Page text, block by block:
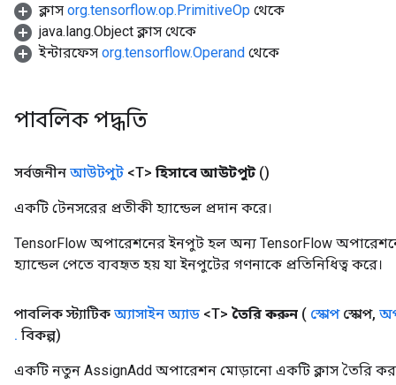
ক্লাস org.tensorflow.op.PrimitiveOp থেকে
java.lang.Object ক্লাস থেকে
ইন্টারফেস org.tensorflow.Operand থেকে
পাবলিক পদ্ধতি
সর্বজনীন আউটপুট <T> হিসাবে আউটপুট ()
একটি টেনসরের প্রতীকী হ্যান্ডেল প্রদান করে।
TensorFlow অপারেশনের ইনপুট হল অন্য TensorFlow
হ্যান্ডেল পেতে ব্যবহৃত হয় যা ইনপুটের গণনাকে প্রতিনিধিত্ব করে।
পাবলিক স্ট্যাটিক অ্যাসাইন অ্যাড <T> তৈরি করুন ( স্কোপস্কোপ,
. বিকল্প)
একটি নতুন AssignAdd অপারেশন মোড়ানো একটি ক্লাস তৈরি